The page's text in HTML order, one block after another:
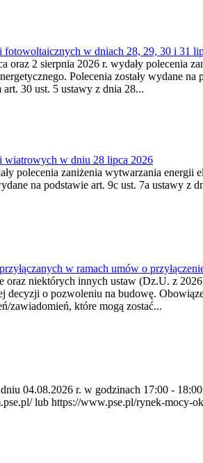
w dniach 28, 29, 30 i 31
2 sierpnia 2026 r. wydały polecenia
Polecenia zostały wydane
30 ust. 5 ustawy z dnia 28...
wiatrowych w dniu 28 lipca 2026
polecenia zaniżenia wytwarzania
na podstawie art. 9c ust. 7a ustawy
w ramach umów o
niektórych innych ustaw (Dz.U. z
decyzji o pozwoleniu na budowę.
zawiadomień, które mogą zostać...
04.08.2026 r. w godzinach 17:00 -
lub https://www.pse.pl/rynek-mocy-